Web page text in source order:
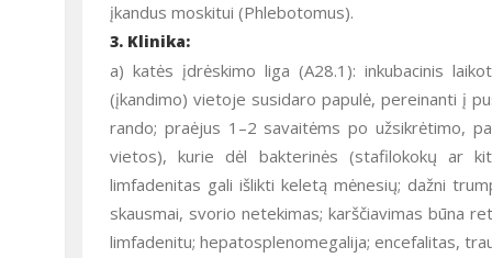
įkandus moskitui (Phlebotomus).
3. Klinika:
a) katės įdrėskimo liga (A28.1): inkubacinis
(įkandimo) vietoje susidaro papulė, pereinanti į
rando; praėjus 1–2 savaitėms po užsikrėtimo,
vietos), kurie dėl bakterinės (stafilokokų ar
limfadenitas gali išlikti keletą mėnesių; dažni
skausmai, svorio netekimas; karščiavimas būna
limfadenitu; hepatosplenomegalija; encefalitas,